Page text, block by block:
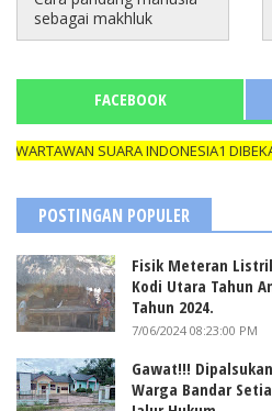
sebagai makhluk
FACEBOOK
SUARA INDONESIA1 DIBEKALI
POSTINGAN POPULER
Fisik Meteran
Kodi Utara Tahun
Tahun 2024.
7/06/2024 08:23:00 PM
Gawat!!!
Warga Bandar